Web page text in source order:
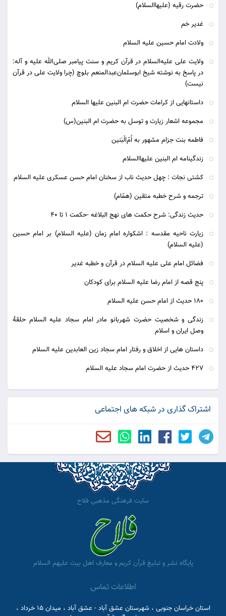
حضرت رقیه (علیهاالسلام)
غدیر خم
ولادت امام حسین علیه السلام
ولایت علی علیه‌السلام در قرآن کریم و سنت پیامبر صلی‌الله علیه و آله:
در پاسخ به نوشته شیخ ابوسلمان‌عبدالمنعم بلوچ (چرا ولایت علی در قرآن
نیست)
داستانهایی از کرامات حضرت ام البنین علیها السلام
مجموعه اشعار زیارت و توسل به حضرت ام البنین(س)
فاطمه بنت حِزام مشهور به اُمّ‌الْبَنین
زندگینامه ام البنین علیهاالسلام
کشتی نجات : چهل حدیث ناب از سخنان امام حسن عسکری علیه السلام
ترجمه و شرح خطبه متقين (همّام)
حدیث زندگی: شرح حکمت های نهج البلاغه -حکمت 1 تا 40
زیارت ناحیه مقدسه : اشکواره امام زمان (علیه السلام) بر امام حسین
(علیه السلام)
فضائل امام علی علیه السلام در قرآن و خطبه غدیر
پنج قصه از امام رضا علیه السلام برای کودکان
180 حديث از امام حسن عليه السلام
زندگی و شخصیت حضرت شهربانو مادر امام سجاد علیه السلام حلقۀ
وصل ایران و اسلام
داستان هایی از اخلاق و رفتار امام سجاد زین العابدین علیه السلام
427 حديث از حضرت امام سجاد عليه السلام
اشتراک گذاری در شبکه های اجتماعی
سایت فرهنگی مذهبی فلاح
پایگاه نشر و تبلیغ قرآن کریم و معارف اهل بیت علیهم السلام
اطلاعات تماس
استان خراسان جنوبی ، شهرستان عشق آباد - عشق آباد ، میدان 15 خرداد ،